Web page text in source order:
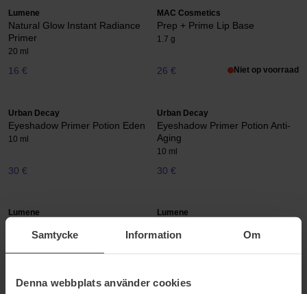
Samtycke Information Om
Denna webbplats använder cookies
Lumene
Natural Glow Instant Radiance
Primer
20 ml
16 €
MAC Cosmetics
Prep + Prime Lip Base
1.7 g
26 € Niet op voorraad
Urban Decay
Eyeshadow Primer Potion Eden
10 ml
30 €
Urban Decay
Eyeshadow Primer Potion Anti-
Aging
10 ml
30 €
Lumene
16 €
Lumene
20 ml
16 €